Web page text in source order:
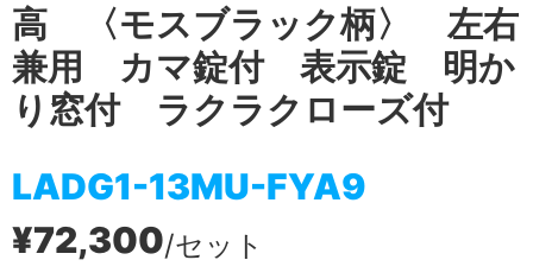
高 〈モスブラック柄〉 左右
兼用 カマ錠付 表示錠 明か
り窓付 ラクラクローズ付
LADG1-13MU-FYA9
¥72,300/セット